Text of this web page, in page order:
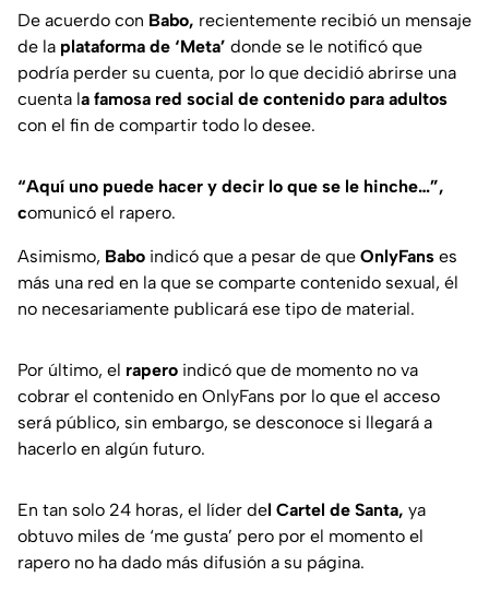
De acuerdo con Babo, recientemente recibió un mensaje
de la plataforma de ‘Meta’ donde se le notificó que
podría perder su cuenta, por lo que decidió abrirse una
cuenta la famosa red social de contenido para adultos
con el fin de compartir todo lo desee.
“Aquí uno puede hacer y decir lo que se le hinche…”,
comunicó el rapero.
Asimismo, Babo indicó que a pesar de que OnlyFans es
más una red en la que se comparte contenido sexual, él
no necesariamente publicará ese tipo de material.
Por último, el rapero indicó que de momento no va
cobrar el contenido en OnlyFans por lo que el acceso
será público, sin embargo, se desconoce si llegará a
hacerlo en algún futuro.
En tan solo 24 horas, el líder del Cartel de Santa, ya
obtuvo miles de ‘me gusta’ pero por el momento el
rapero no ha dado más difusión a su página.